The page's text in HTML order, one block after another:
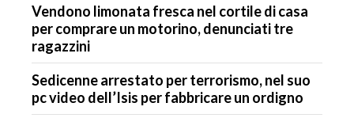
Vendono limonata fresca nel cortile di casa
per comprare un motorino, denunciati tre
ragazzini
Sedicenne arrestato per terrorismo, nel suo
pc video dell’Isis per fabbricare un ordigno